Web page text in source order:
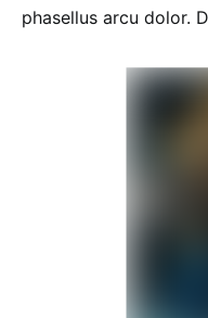
phasellus arcu dolor.